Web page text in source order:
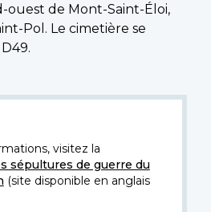
ouest de Mont-Saint-Éloi,
Pol. Le cimetière se
visitez la
sépultures de guerre du
(site disponible en anglais